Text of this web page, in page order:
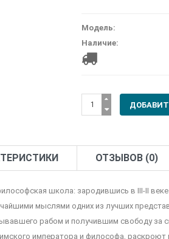
Модель:
Наличие:
ОТЗЫВОВ (0)
школа: зародившись в III-II
мыслями одних из лучших
рабом и получившим свободу за
императора и философа, раскроют